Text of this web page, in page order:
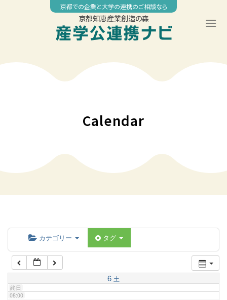
京都での企業と大学の連携のご相談なら
京都知恵産業創造の森
Calendar
カテゴリー タグ
6 土
終日
04:00
07:00
08:00